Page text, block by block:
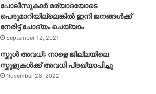
പോലീസുകാര്‍ മര്യാദയോടെ
പെരുമാറിയില്ലെങ്കില്‍ ഇനി ജനങ്ങള്‍ക്ക്
നേരിട്ട് ചോദ്യം ചെയ്യാം
September 12, 2021
സ്കൂൾ അവധി; നാളെ ജില്ലയിലെ
സ്കൂളുകൾക്ക് അവധി പ്രഖ്യാപിച്ചു
November 28, 2022